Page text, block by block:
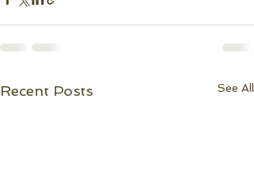
Recent Posts See All